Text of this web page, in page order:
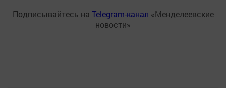
Подписывайтесь на Telegram-канал «Менделеевские
новости»